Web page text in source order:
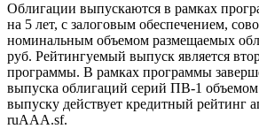
Облигации выпускаются в рамках
на 5 лет, с залоговым обеспечением,
номинальным объемом размещаемых
руб. Рейтингуемый выпуск является
программы. В рамках программы
выпуска облигаций серий ПВ-1
выпуску действует кредитный рейтинг
ruAAA.sf.